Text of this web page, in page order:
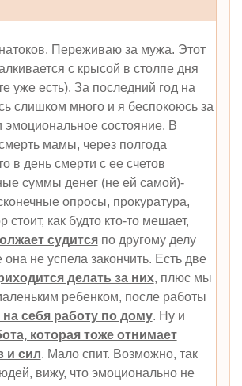
Переживаю за мужа. Этот
с крысой в столпе дня
уже есть). За последний год на
слишком много и я беспокоюсь за
эмоциональное состояние. В
мамы, через полгода
в день смерти с ее счетов
суммы денег (не ей самой)-
опросы, прокуратура,
стоит, как будто кто-то мешает,
судитсяпо другому делу
не успела закончить. Есть две
делать за них, плюс мы
ребенком, после работы
на себя работу по дому. Ну и
которая тоже отнимает
и сил. Мало спит. Возможно, так
вижу, что эмоционально не